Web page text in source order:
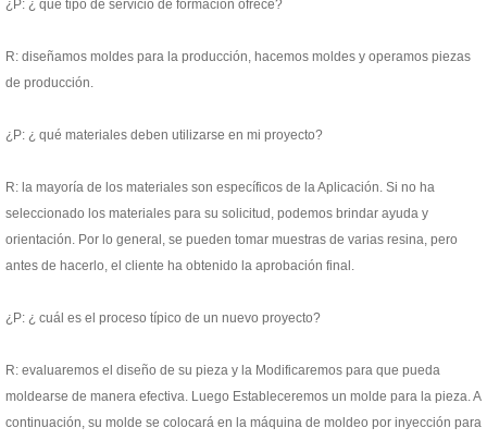
¿P: ¿ qué tipo de servicio de formación ofrece?
R: diseñamos moldes para la producción, hacemos moldes y operamos piezas
de producción.
¿P: ¿ qué materiales deben utilizarse en mi proyecto?
R: la mayoría de los materiales son específicos de la Aplicación. Si no ha
seleccionado los materiales para su solicitud, podemos brindar ayuda y
orientación. Por lo general, se pueden tomar muestras de varias resina, pero
antes de hacerlo, el cliente ha obtenido la aprobación final.
¿P: ¿ cuál es el proceso típico de un nuevo proyecto?
R: evaluaremos el diseño de su pieza y la Modificaremos para que pueda
moldearse de manera efectiva. Luego Estableceremos un molde para la pieza. A
continuación, su molde se colocará en la máquina de moldeo por inyección para